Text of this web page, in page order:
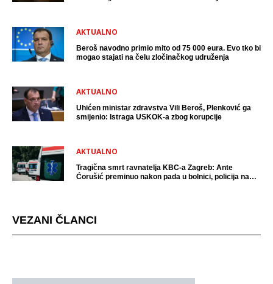
AKTUALNO
Beroš navodno primio mito od 75 000 eura. Evo tko bi
mogao stajati na čelu zločinačkog udruženja
AKTUALNO
Uhićen ministar zdravstva Vili Beroš, Plenković ga
smijenio: Istraga USKOK-a zbog korupcije
AKTUALNO
Tragična smrt ravnatelja KBC-a Zagreb: Ante
Ćorušić preminuo nakon pada u bolnici, policija na
VEZANI ČLANCI